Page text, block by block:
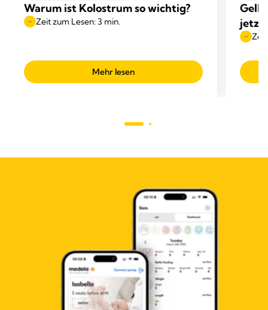
Warum ist Kolostrum so wichtig?
Zeit zum Lesen: 3 min.
Mehr lesen
jetzt
Zeit